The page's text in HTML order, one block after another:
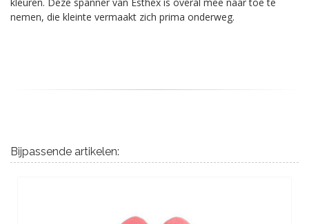
nemen, die kleinte vermaakt zich prima onderweg.
Bijpassende artikelen: